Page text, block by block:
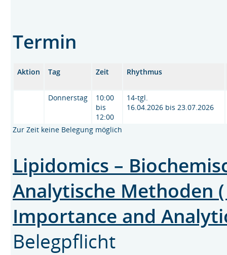
Termin
Aktion Tag Zeit Rhythmus
Donnerstag
10:00
bis
12:00
14-tgl.
16.04.2026 bis 23.07.2026
Zur Zeit keine Belegung möglich
Lipidomics –
Analytische Methoden
Importance and
Belegpflicht